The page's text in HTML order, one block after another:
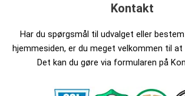
Kontakt
Har du spørgsmål til udvalget eller
hjemmesiden, er du meget velkommen til at
Det kan du gøre via formularen på